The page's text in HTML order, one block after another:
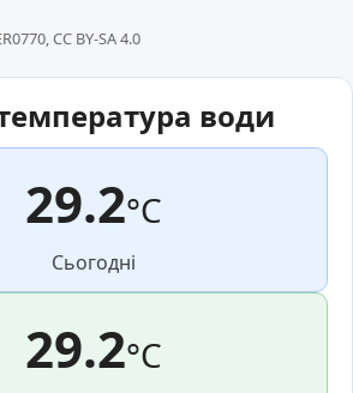
CC BY-SA 4.0
води
29.2°C
Сьогодні
29.2°C